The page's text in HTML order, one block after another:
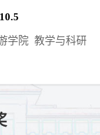
学院 教学与科研